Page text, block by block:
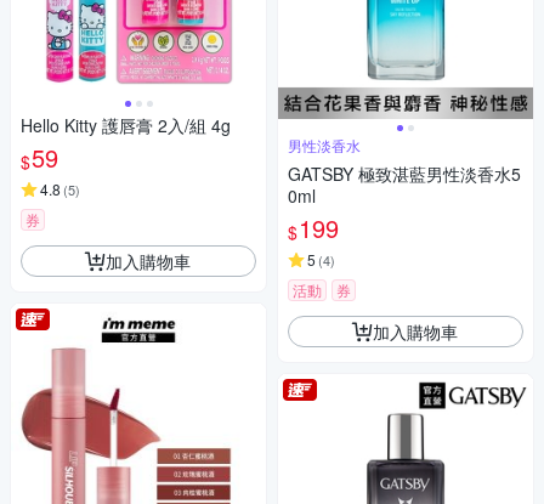
Hello Kitty 護唇膏 2入/組 4g
$59
4.8 (5)
券
加入購物車
男性淡香水
GATSBY 極致湛藍男性淡香水5
0ml
$199
5 (4)
活動 券
加入購物車